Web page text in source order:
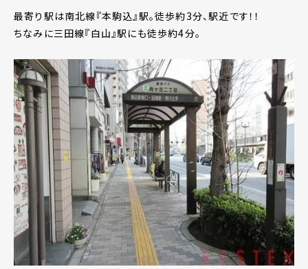
最寄り駅は南北線『本駒込』駅。徒歩約3分、駅近です！！
ちなみに三田線『白山』駅にも徒歩約4分。